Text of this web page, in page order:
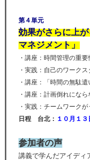
第４単元
効果がさらに上
マネジメント」
・講座：時間管理の重
・実践：自己のワーク
・講座：「時間の無駄
・講座：計画倒れにな
・実践：チームワーク
日程 台北： １０ 月１３
参加者の声
講義で学んだアイディ